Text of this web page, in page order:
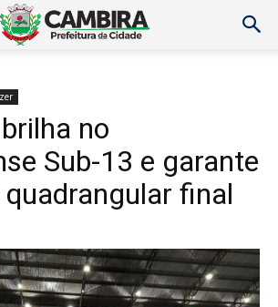
no
Sub-13 e garante
final